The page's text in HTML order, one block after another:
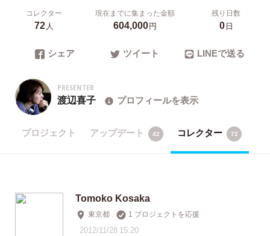
コレクター
72人
現在までに集まった金額
604,000円
残り日数
0日
シェア ツイート LINEで送る
PRESENTER
渡辺喜子 プロフィールを表示
プロジェクト アップデート 42 コレクター 72
Tomoko Kosaka
東京都 1 プロジェクトを応援
2012/11/28 15:20